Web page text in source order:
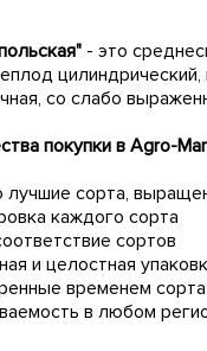
- это
со слабо
покупки в Agro-
лучшие сорта,
каждого сорта
сортов
и целостная
временем сорта
в любом